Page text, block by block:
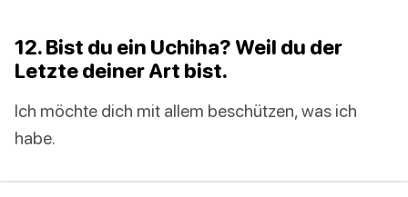
12. Bist du ein Uchiha? Weil du der
Letzte deiner Art bist.
Ich möchte dich mit allem beschützen, was ich
habe.